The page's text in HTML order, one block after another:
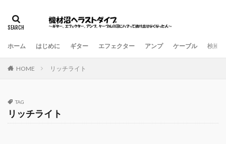
ホーム はじめに ギター エフェクター アンプ ケーブル 検証
HOME リッチライト
TAG
リッチライト